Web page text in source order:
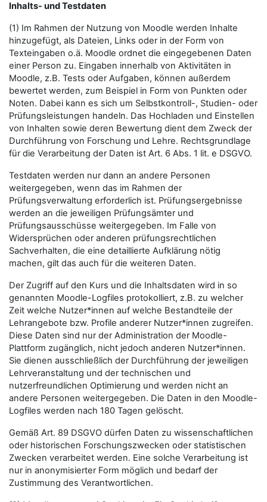
Inhalts- und Testdaten
(1) Im Rahmen der Nutzung von Moodle werden Inhalte
hinzugefügt, als Dateien, Links oder in der Form von
Texteingaben o.ä. Moodle ordnet die eingegebenen Daten
einer Person zu. Eingaben innerhalb von Aktivitäten in
Moodle, z.B. Tests oder Aufgaben, können außerdem
bewertet werden, zum Beispiel in Form von Punkten oder
Noten. Dabei kann es sich um Selbstkontroll-, Studien- oder
Prüfungsleistungen handeln. Das Hochladen und Einstellen
von Inhalten sowie deren Bewertung dient dem Zweck der
Durchführung von Forschung und Lehre. Rechtsgrundlage
für die Verarbeitung der Daten ist Art. 6 Abs. 1 lit. e DSGVO.
Testdaten werden nur dann an andere Personen
weitergegeben, wenn das im Rahmen der
Prüfungsverwaltung erforderlich ist. Prüfungsergebnisse
werden an die jeweiligen Prüfungsämter und
Prüfungsausschüsse weitergegeben. Im Falle von
Widersprüchen oder anderen prüfungsrechtlichen
Sachverhalten, die eine detaillierte Aufklärung nötig
machen, gilt das auch für die weiteren Daten.
Der Zugriff auf den Kurs und die Inhaltsdaten wird in so
genannten Moodle-Logfiles protokolliert, z.B. zu welcher
Zeit welche Nutzer*innen auf welche Bestandteile der
Lehrangebote bzw. Profile anderer Nutzer*innen zugreifen.
Diese Daten sind nur der Administration der Moodle-
Plattform zugänglich, nicht jedoch anderen Nutzer*innen.
Sie dienen ausschließlich der Durchführung der jeweiligen
Lehrveranstaltung und der technischen und
nutzerfreundlichen Optimierung und werden nicht an
andere Personen weitergegeben. Die Daten in den Moodle-
Logfiles werden nach 180 Tagen gelöscht.
Gemäß Art. 89 DSGVO dürfen Daten zu wissenschaftlichen
oder historischen Forschungszwecken oder statistischen
Zwecken verarbeitet werden. Eine solche Verarbeitung ist
nur in anonymisierter Form möglich und bedarf der
Zustimmung des Verantwortlichen.